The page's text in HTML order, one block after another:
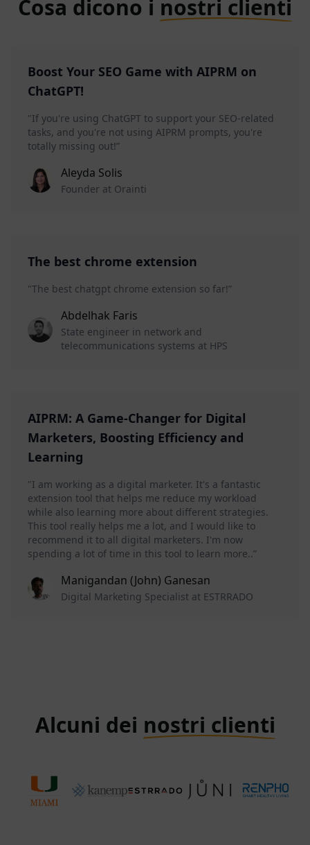
Cosa dicono i nostri clienti
Boost Your SEO Game with AIPRM on
ChatGPT!
"If you're using ChatGPT to support your SEO-related
tasks, and you're not using AIPRM prompts, you're
totally missing out!”
Aleyda Solis
Founder at Orainti
The best chrome extension
"The best chatgpt chrome extension so far!”
Abdelhak Faris
State engineer in network and
telecommunications systems at HPS
AIPRM: A Game-Changer for Digital
Marketers, Boosting Efficiency and
Learning
"I am working as a digital marketer. It's a fantastic
extension tool that helps me reduce my workload
while also learning more about different strategies.
This tool really helps me a lot, and I would like to
recommend it to all digital marketers. I'm now
spending a lot of time in this tool to learn more..”
Manigandan (John) Ganesan
Digital Marketing Specialist at ESTRRADO
Alcuni dei nostri clienti